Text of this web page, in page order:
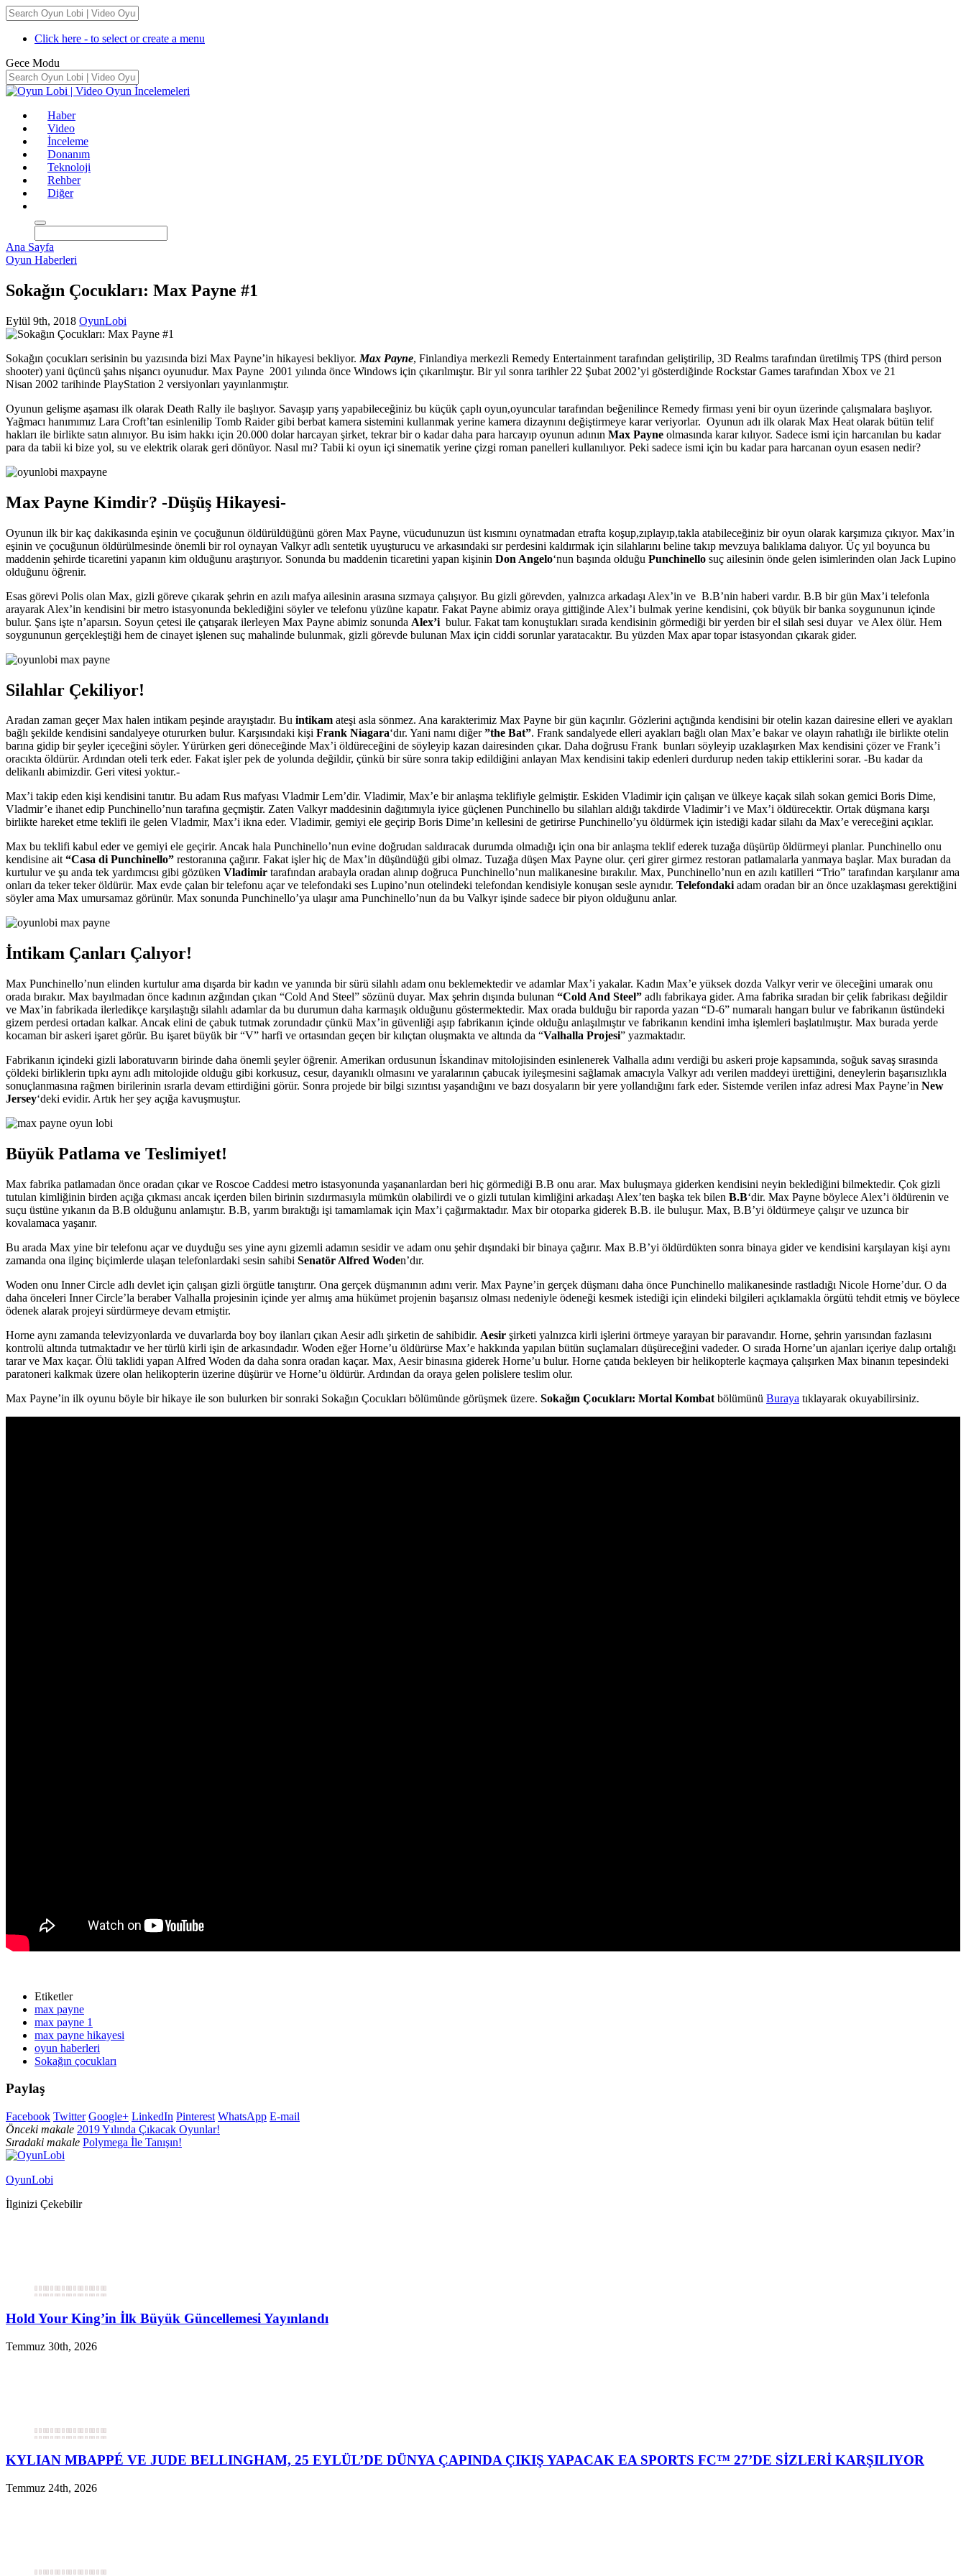
Click here - to select or create a menu
Gece Modu
Haber
Video
İnceleme
Donanım
Teknoloji
Rehber
Diğer
Ana Sayfa
Oyun Haberleri
Sokağın Çocukları: Max Payne #1
Eylül 9th, 2018 OyunLobi
Sokağın çocukları serisinin bu yazısında bizi Max Payne’in hikayesi bekliyor. Max Payne, Finlandiya merkezli Remedy Entertainment tarafından geliştirilip, 3D Realms tarafından üretilmiş TPS (third person
shooter) yani üçüncü şahıs nişancı oyunudur. Max Payne 2001 yılında önce Windows için çıkarılmıştır. Bir yıl sonra tarihler 22 Şubat 2002’yi gösterdiğinde Rockstar Games tarafından Xbox ve 21
Nisan 2002 tarihinde PlayStation 2 versiyonları yayınlanmıştır.
Oyunun gelişme aşaması ilk olarak Death Rally ile başlıyor. Savaşıp yarış yapabileceğiniz bu küçük çaplı oyun,oyuncular tarafından beğenilince Remedy firması yeni bir oyun üzerinde çalışmalara başlıyor.
Yağmacı hanımımız Lara Croft’tan esinlenilip Tomb Raider gibi berbat kamera sistemini kullanmak yerine kamera dizaynını değiştirmeye karar veriyorlar. Oyunun adı ilk olarak Max Heat olarak bütün telif
hakları ile birlikte satın alınıyor. Bu isim hakkı için 20.000 dolar harcayan şirket, tekrar bir o kadar daha para harcayıp oyunun adının Max Payne olmasında karar kılıyor. Sadece ismi için harcanılan bu kadar
para da tabii ki bize yol, su ve elektrik olarak geri dönüyor. Nasıl mı? Tabii ki oyun içi sinematik yerine çizgi roman panelleri kullanılıyor. Peki sadece ismi için bu kadar para harcanan oyun esasen nedir?
Max Payne Kimdir? -Düşüş Hikayesi-
Oyunun ilk bir kaç dakikasında eşinin ve çocuğunun öldürüldüğünü gören Max Payne, vücudunuzun üst kısmını oynatmadan etrafta koşup,zıplayıp,takla atabileceğiniz bir oyun olarak karşımıza çıkıyor. Max’in
eşinin ve çocuğunun öldürülmesinde önemli bir rol oynayan Valkyr adlı sentetik uyuşturucu ve arkasındaki sır perdesini kaldırmak için silahlarını beline takıp mevzuya balıklama dalıyor. Üç yıl boyunca bu
maddenin şehirde ticaretini yapanın kim olduğunu araştırıyor. Sonunda bu maddenin ticaretini yapan kişinin Don Angelo‘nun başında olduğu Punchinello suç ailesinin önde gelen isimlerinden olan Jack Lupino
olduğunu öğrenir.
Esas görevi Polis olan Max, gizli göreve çıkarak şehrin en azılı mafya ailesinin arasına sızmaya çalışıyor. Bu gizli görevden, yalnızca arkadaşı Alex’in ve B.B’nin haberi vardır. B.B bir gün Max’i telefonla
arayarak Alex’in kendisini bir metro istasyonunda beklediğini söyler ve telefonu yüzüne kapatır. Fakat Payne abimiz oraya gittiğinde Alex’i bulmak yerine kendisini, çok büyük bir banka soygununun içinde
bulur. Şans işte n’aparsın. Soyun çetesi ile çatışarak ilerleyen Max Payne abimiz sonunda Alex’i bulur. Fakat tam konuştukları sırada kendisinin görmediği bir yerden bir el silah sesi duyar ve Alex ölür. Hem
soygununun gerçekleştiği hem de cinayet işlenen suç mahalinde bulunmak, gizli görevde bulunan Max için ciddi sorunlar yaratacaktır. Bu yüzden Max apar topar istasyondan çıkarak gider.
Silahlar Çekiliyor!
Aradan zaman geçer Max halen intikam peşinde arayıştadır. Bu intikam ateşi asla sönmez. Ana karakterimiz Max Payne bir gün kaçırılır. Gözlerini açtığında kendisini bir otelin kazan dairesine elleri ve ayakları
bağlı şekilde kendisini sandalyeye otururken bulur. Karşısındaki kişi Frank Niagara‘dır. Yani namı diğer”the Bat”. Frank sandalyede elleri ayakları bağlı olan Max’e bakar ve olayın rahatlığı ile birlikte otelin
barına gidip bir şeyler içeceğini söyler. Yürürken geri döneceğinde Max’i öldüreceğini de söyleyip kazan dairesinden çıkar. Daha doğrusu Frank bunları söyleyip uzaklaşırken Max kendisini çözer ve Frank’i
oracıkta öldürür. Ardından oteli terk eder. Fakat işler pek de yolunda değildir, çünkü bir süre sonra takip edildiğini anlayan Max kendisini takip edenleri durdurup neden takip ettiklerini sorar. -Bu kadar da
delikanlı abimizdir. Geri vitesi yoktur.-
Max’i takip eden kişi kendisini tanıtır. Bu adam Rus mafyası Vladmir Lem’dir. Vladimir, Max’e bir anlaşma teklifiyle gelmiştir. Eskiden Vladimir için çalışan ve ülkeye kaçak silah sokan gemici Boris Dime,
Vladmir’e ihanet edip Punchinello’nun tarafına geçmiştir. Zaten Valkyr maddesinin dağıtımıyla iyice güçlenen Punchinello bu silahları aldığı takdirde Vladimir’i ve Max’i öldürecektir. Ortak düşmana karşı
birlikte hareket etme teklifi ile gelen Vladmir, Max’i ikna eder. Vladimir, gemiyi ele geçirip Boris Dime’ın kellesini de getirirse Punchinello’yu öldürmek için istediği kadar silahı da Max’e vereceğini açıklar.
Max bu teklifi kabul eder ve gemiyi ele geçirir. Ancak hala Punchinello’nun evine doğrudan saldıracak durumda olmadığı için ona bir anlaşma teklif ederek tuzağa düşürüp öldürmeyi planlar. Punchinello onu
kendisine ait“Casa di Punchinello” restoranına çağırır. Fakat işler hiç de Max’in düşündüğü gibi olmaz. Tuzağa düşen Max Payne olur. çeri girer girmez restoran patlamalarla yanmaya başlar. Max buradan da
kurtulur ve şu anda tek yardımcısı gibi gözüken Vladimir tarafından arabayla oradan alınıp doğruca Punchinello’nun malikanesine bırakılır. Max, Punchinello’nun en azılı katilleri “Trio” tarafından karşılanır ama
onları da teker teker öldürür. Max evde çalan bir telefonu açar ve telefondaki ses Lupino’nun otelindeki telefondan kendisiyle konuşan sesle aynıdır. Telefondakiadam oradan bir an önce uzaklaşması gerektiğini
söyler ama Max umursamaz görünür. Max sonunda Punchinello’ya ulaşır ama Punchinello’nun da bu Valkyr işinde sadece bir piyon olduğunu anlar.
İntikam Çanları Çalıyor!
Max Punchinello’nun elinden kurtulur ama dışarda bir kadın ve yanında bir sürü silahlı adam onu beklemektedir ve adamlar Max’i yakalar. Kadın Max’e yüksek dozda Valkyr verir ve öleceğini umarak onu
orada bırakır. Max bayılmadan önce kadının azğından çıkan “Cold And Steel” sözünü duyar. Max şehrin dışında bulunan “Cold And Steel” adlı fabrikaya gider. Ama fabrika sıradan bir çelik fabrikası değildir
ve Max’in fabrikada ilerledikçe karşılaştığı silahlı adamlar da bu durumun daha karmaşık olduğunu göstermektedir. Max orada bulduğu bir raporda yazan “D-6” numaralı hangarı bulur ve fabrikanın üstündeki
gizem perdesi ortadan kalkar. Ancak elini de çabuk tutmak zorundadır çünkü Max’in güvenliği aşıp fabrikanın içinde olduğu anlaşılmıştır ve fabrikanın kendini imha işlemleri başlatılmıştır. Max burada yerde
kocaman bir askeri işaret görür. Bu işaret büyük bir “V” harfi ve ortasından geçen bir kılıçtan oluşmakta ve altında da “Valhalla Projesi” yazmaktadır.
Fabrikanın içindeki gizli laboratuvarın birinde daha önemli şeyler öğrenir. Amerikan ordusunun İskandinav mitolojisinden esinlenerek Valhalla adını verdiği bu askeri proje kapsamında, soğuk savaş sırasında
çöldeki birliklerin tıpkı aynı adlı mitolojide olduğu gibi korkusuz, cesur, dayanıklı olmasını ve yaralarının çabucak iyileşmesini sağlamak amacıyla Valkyr adı verilen maddeyi ürettiğini, deneylerin başarısızlıkla
sonuçlanmasına rağmen birilerinin ısrarla devam ettirdiğini görür. Sonra projede bir bilgi sızıntısı yaşandığını ve bazı dosyaların bir yere yollandığını fark eder. Sistemde verilen infaz adresi Max Payne’in New
Jersey‘deki evidir. Artık her şey açığa kavuşmuştur.
Büyük Patlama ve Teslimiyet!
Max fabrika patlamadan önce oradan çıkar ve Roscoe Caddesi metro istasyonunda yaşananlardan beri hiç görmediği B.B onu arar. Max buluşmaya giderken kendisini neyin beklediğini bilmektedir. Çok gizli
tutulan kimliğinin birden açığa çıkması ancak içerden bilen birinin sızdırmasıyla mümkün olabilirdi ve o gizli tutulan kimliğini arkadaşı Alex’ten başka tek bilen B.B‘dir. Max Payne böylece Alex’i öldürenin ve
suçu üstüne yıkanın da B.B olduğunu anlamıştır. B.B, yarım bıraktığı işi tamamlamak için Max’i çağırmaktadır. Max bir otoparka giderek B.B. ile buluşur. Max, B.B’yi öldürmeye çalışır ve uzunca bir
kovalamaca yaşanır.
Bu arada Max yine bir telefonu açar ve duyduğu ses yine aynı gizemli adamın sesidir ve adam onu şehir dışındaki bir binaya çağırır. Max B.B’yi öldürdükten sonra binaya gider ve kendisini karşılayan kişi aynı
zamanda ona ilginç biçimlerde ulaşan telefonlardaki sesin sahibi Senatör Alfred Woden’dır.
Woden onu Inner Circle adlı devlet için çalışan gizli örgütle tanıştırır. Ona gerçek düşmanının adını verir. Max Payne’in gerçek düşmanı daha önce Punchinello malikanesinde rastladığı Nicole Horne’dur. O da
daha önceleri Inner Circle’la beraber Valhalla projesinin içinde yer almış ama hükümet projenin başarısız olması nedeniyle ödeneği kesmek istediği için elindeki bilgileri açıklamakla örgütü tehdit etmiş ve böylece
ödenek alarak projeyi sürdürmeye devam etmiştir.
Horne aynı zamanda televizyonlarda ve duvarlarda boy boy ilanları çıkan Aesir adlı şirketin de sahibidir. Aesir şirketi yalnızca kirli işlerini örtmeye yarayan bir paravandır. Horne, şehrin yarısından fazlasını
kontrolü altında tutmaktadır ve her türlü kirli işin de arkasındadır. Woden eğer Horne’u öldürürse Max’e hakkında yapılan bütün suçlamaları düşüreceğini vadeder. O sırada Horne’un ajanları içeriye dalıp ortalığı
tarar ve Max kaçar. Ölü taklidi yapan Alfred Woden da daha sonra oradan kaçar. Max, Aesir binasına giderek Horne’u bulur. Horne çatıda bekleyen bir helikopterle kaçmaya çalışırken Max binanın tepesindeki
paratoneri kalkmak üzere olan helikopterin üzerine düşürür ve Horne’u öldürür. Ardından da oraya gelen polislere teslim olur.
Max Payne’in ilk oyunu böyle bir hikaye ile son bulurken bir sonraki Sokağın Çocukları bölümünde görüşmek üzere. Sokağın Çocukları: Mortal Kombat bölümünü Buraya tıklayarak okuyabilirsiniz.
Etiketler
max payne
max payne 1
max payne hikayesi
oyun haberleri
Sokağın çocukları
Paylaş
Facebook Twitter Google+ LinkedIn Pinterest WhatsApp E-mail
Önceki makale 2019 Yılında Çıkacak Oyunlar!
Sıradaki makale Polymega İle Tanışın!
OyunLobi
İlginizi Çekebilir
Hold Your King’in İlk Büyük Güncellemesi Yayınlandı
Temmuz 30th, 2026
KYLIAN MBAPPÉ VE JUDE BELLINGHAM, 25 EYLÜL’DE DÜNYA ÇAPINDA ÇIKIŞ YAPACAK EA SPORTS FC™ 27’DE SİZLERİ KARŞILIYOR
Temmuz 24th, 2026